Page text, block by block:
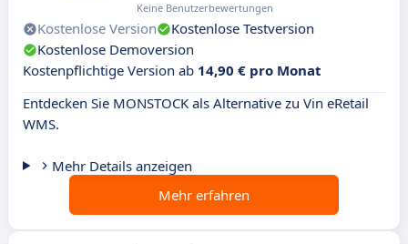
Keine Benutzerbewertungen
Kostenlose Version
Kostenlose Testversion
Kostenlose Demoversion
Kostenpflichtige Version ab 14,90 € pro Monat
Entdecken Sie MONSTOCK als Alternative zu Vin eRetail
WMS.
Mehr Details anzeigen
Mehr erfahren